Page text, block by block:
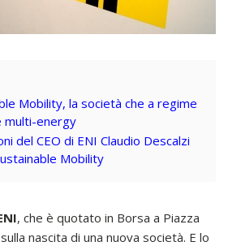
Mobility, la società che a regime
multi-energy
del CEO di ENI Claudio Descalzi
Mobility
, che è quotato in Borsa a Piazza
nascita di una nuova società. E lo